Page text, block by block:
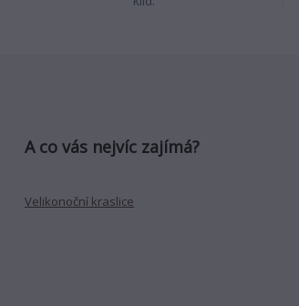
A co vás nejvíc zajímá?
Velikonoční kraslice